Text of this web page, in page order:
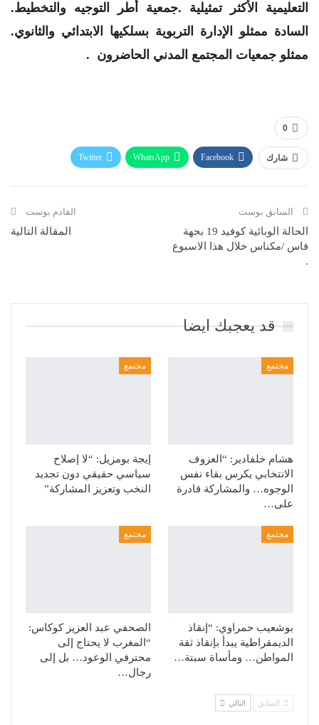
التعليمية الأكثر تمثيلية .جمعية أطر التوجيه والتخطيط.
السادة ممثلو الإدارة التربوية بسلكيها الابتدائي والثانوي.
ممثلو جمعيات المجتمع المدني الحاضرون .
0
شارك Facebook
WhatsApp
Twitter
السابق بوست
الحالة الوبائية كوفيد 19 بجهة
فاس /مكناس خلال هذا الاسبوع
.
القادم بوست
المقالة التالية
قد يعجبك ايضا
مجتمع
هشام خلفادير: “العزوف
الانتخابي يكرس بقاء نفس
الوجوه… والمشاركة قادرة
على…
مجتمع
إيجة بومزيل: “لا إصلاح
سياسي حقيقي دون تجديد
النخب وتعزيز المشاركة”
مجتمع
بوشعيب حمراوي: “إنقاذ
الديمقراطية يبدأ بإنقاذ ثقة
المواطن… ومأساة سبتة…
مجتمع
الصحفي عبد العزيز كوكاس:
“المغرب لا يحتاج إلى
محترفي الوعود… بل إلى
رجال…
السابق التالي